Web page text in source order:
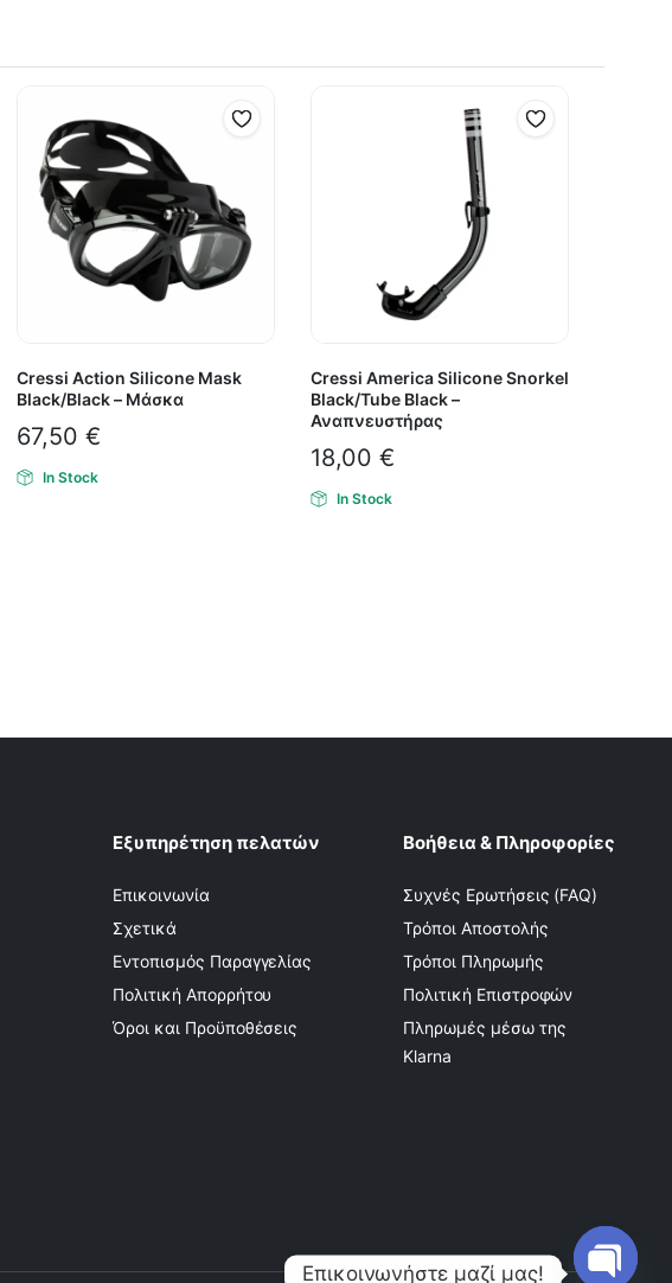
Cressi Action Silicone Mask
Black/Black – Μάσκα
67,50 €
In Stock
Cressi America Silicone Snorkel
Black/Tube Black –
Αναπνευστήρας
18,00 €
In Stock
Εξυπηρέτηση πελατών
Επικοινωνία
Σχετικά
Εντοπισμός Παραγγελίας
Πολιτική Απορρήτου
Όροι και Προϋποθέσεις
Βοήθεια & Πληροφορίες
Συχνές Ερωτήσεις (FAQ)
Τρόποι Αποστολής
Τρόποι Πληρωμής
Πολιτική Επιστροφών
Πληρωμές μέσω της
Klarna
Επικοινωνήστε μαζί μας!